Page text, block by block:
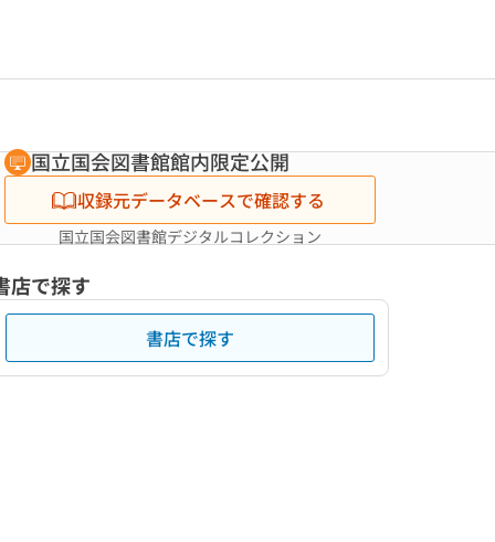
国立国会図書館館内限定公開
収録元データベースで確認する
国立国会図書館デジタルコレクション
店で探す
書店で探す